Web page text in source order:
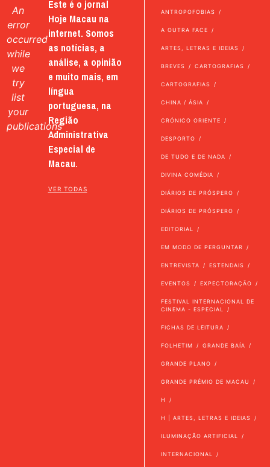
An
error
occurred
while
we
try
list
your
publications
Este é o jornal
Hoje Macau na
internet. Somos
as notícias, a
análise, a opinião
e muito mais, em
língua
portuguesa, na
Região
Administrativa
Especial de
Macau.
VER TODAS
ANTROPOFOBIAS
A OUTRA FACE
ARTES, LETRAS E IDEIAS
BREVES CARTOGRAFIAS
CARTOGRAFIAS
CHINA / ÁSIA
CRÓNICO ORIENTE
DESPORTO
DE TUDO E DE NADA
DIVINA COMÉDIA
DIÁRIOS DE PRÓSPERO
DIÁRIOS DE PRÓSPERO
EDITORIAL
EM MODO DE PERGUNTAR
ENTREVISTA ESTENDAIS
EVENTOS EXPECTORAÇÃO
FESTIVAL INTERNACIONAL DE
CINEMA - ESPECIAL
FICHAS DE LEITURA
FOLHETIM GRANDE BAÍA
GRANDE PLANO
GRANDE PRÉMIO DE MACAU
H
H | ARTES, LETRAS E IDEIAS
ILUMINAÇÃO ARTIFICIAL
INTERNACIONAL